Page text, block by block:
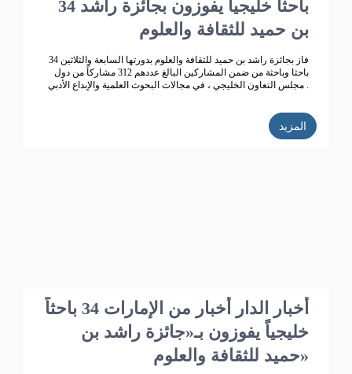
34 باحثاً خليجياً يفوزون بجائزة راشد
بن حميد للثقافة والعلوم
فاز بجائزة راشد بن حميد للثقافة والعلوم بدورتها السابعة والثلاثين 34
باحثا وباحثة من ضمن المشاركين البالغ عددهم 312 مشاركاً من دول
مجلس التعاون الخليجي ، في مجالات البحوث العلمية والإبداع الأدبي .
المزيد
أخبار الدار أخبار من الإمارات 34 باحثاً
خليجياً يفوزون بـ«جائزة راشد بن
حميد للثقافة والعلوم»